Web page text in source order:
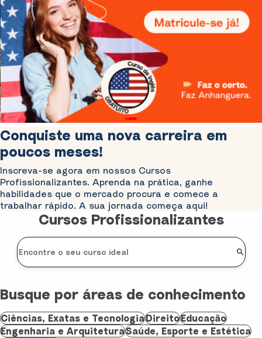
Conquiste uma nova carreira em
poucos meses!
Inscreva-se agora em nossos Cursos
Profissionalizantes. Aprenda na prática, ganhe
habilidades que o mercado procura e comece a
trabalhar rápido. A sua jornada começa aqui!
Cursos Profissionalizantes
Busque por áreas de conhecimento
Ciências, Exatas e TecnologiaDireitoEducação
Engenharia e ArquiteturaSaúde, Esporte e Estética